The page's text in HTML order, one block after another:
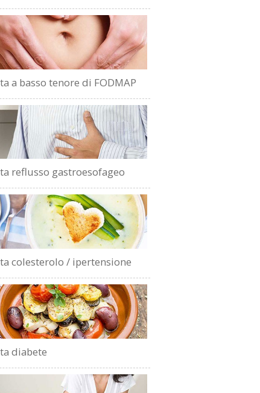
a basso tenore di FODMAP
reflusso gastroesofageo
colesterolo / ipertensione
diabete